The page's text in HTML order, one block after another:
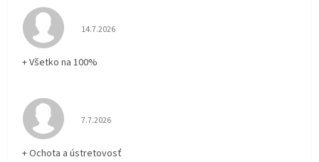
Hodnotenie obchodu je 5 z 5 hviezdičiek.
14.7.2026
+ Všetko na 100%
Hodnotenie obchodu je 5 z 5 hviezdičiek.
7.7.2026
+ Ochota a ústretovosť